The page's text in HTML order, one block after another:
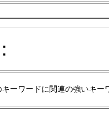
キーワードに関連の強いキー